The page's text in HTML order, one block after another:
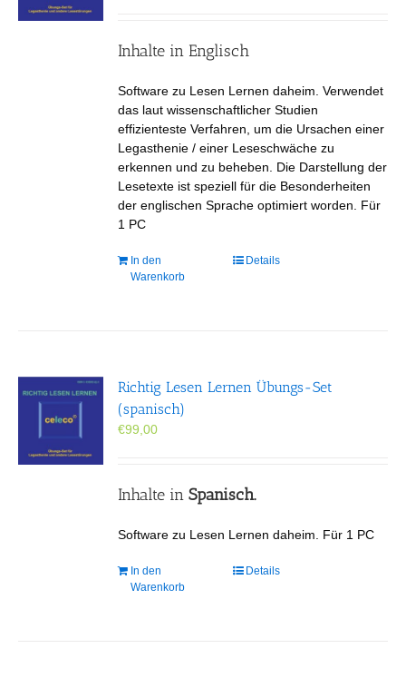
gewählt
Inhalte in Englisch
Software zu Lesen Lernen daheim. Verwendet
das laut wissenschaftlicher Studien
effizienteste Verfahren, um die Ursachen einer
Legasthenie / einer Leseschwäche zu
erkennen und zu beheben. Die Darstellung der
Lesetexte ist speziell für die Besonderheiten
der englischen Sprache optimiert worden. Für
1 PC
In den
Warenkorb
Details
Richtig Lesen Lernen Übungs-Set
(spanisch)
€99,00
Inhalte inSpanisch.
Software zu Lesen Lernen daheim. Für 1 PC
In den
Warenkorb
Details